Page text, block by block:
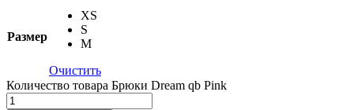
Размер
XS
S
M
Очистить
Количество товара Брюки Dream qb Pink